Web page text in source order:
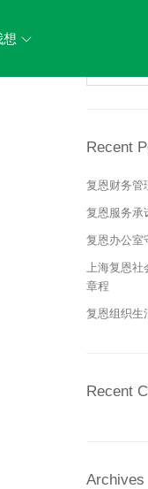
想
搜索：
Recent
复恩财务管
复恩服务承
复恩办公室
上海复恩社
章程
复恩组织生
Recent
Archives